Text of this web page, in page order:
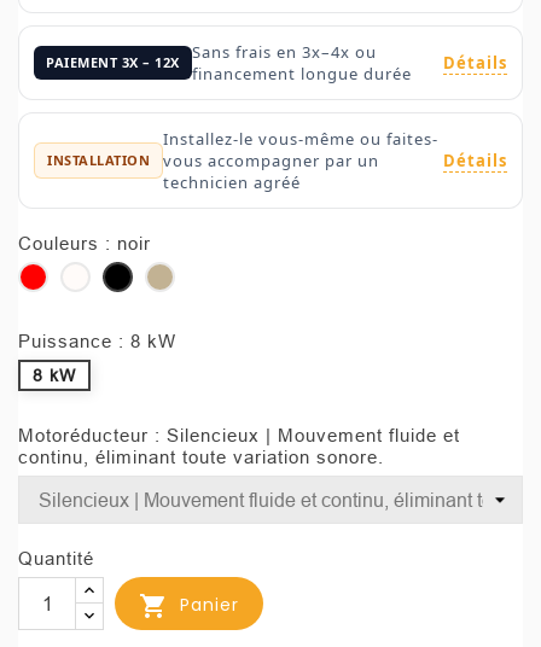
PAIEMENT 3X – 12X
Sans frais en 3x–4x ou
financement longue durée
Détails
INSTALLATION
Installez-le vous-même ou faites-
vous accompagner par un
technicien agréé
Détails
Couleurs : noir
rouge blancnoir ivoire
Puissance : 8 kW
8 kW
Motoréducteur : Silencieux | Mouvement fluide et
continu, éliminant toute variation sonore.
Quantité
 Panier